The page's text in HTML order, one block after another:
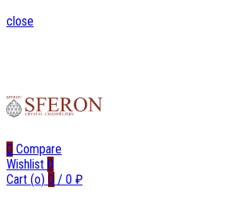
close
0 Compare
Wishlist 0
Cart (o) 0 / 0 ₽